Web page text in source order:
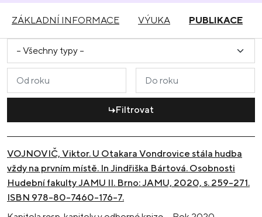
ZÁKLADNÍ INFORMACE VÝUKA PUBLIKACE
Filtrovat
VOJNOVIČ, Viktor. U Otakara Vondrovice stála hudba
vždy na prvním místě. In Jindřiška Bártová. Osobnosti
Hudební fakulty JAMU II. Brno: JAMU, 2020, s. 259-271.
ISBN 978-80-7460-176-7.